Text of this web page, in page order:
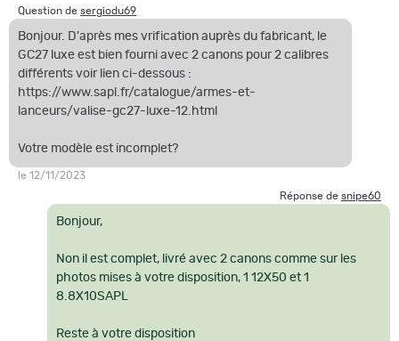
Question de sergiodu69
Bonjour. D'après mes vrification auprès du fabricant, le
GC27 luxe est bien fourni avec 2 canons pour 2 calibres
différents voir lien ci-dessous :
https://www.sapl.fr/catalogue/armes-et-
lanceurs/valise-gc27-luxe-12.html
Votre modèle est incomplet?
le 12/11/2023
Réponse de snipe60
Bonjour,
Non il est complet, livré avec 2 canons comme sur les
photos mises à votre disposition, 1 12X50 et 1
8.8X10SAPL
Reste à votre disposition